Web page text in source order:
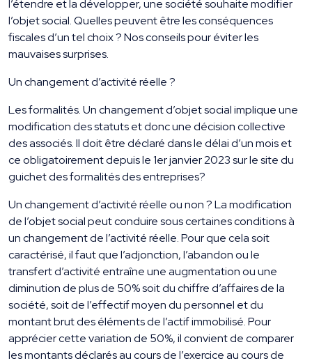
l’étendre et la développer, une société souhaite modifier
l’objet social. Quelles peuvent être les conséquences
fiscales d’un tel choix ? Nos conseils pour éviter les
mauvaises surprises.
Un changement d’activité réelle ?
Les formalités. Un changement d’objet social implique une
modification des statuts et donc une décision collective
des associés. Il doit être déclaré dans le délai d’un mois et
ce obligatoirement depuis le 1er janvier 2023 sur le site du
guichet des formalités des entreprises?
Un changement d’activité réelle ou non ? La modification
de l’objet social peut conduire sous certaines conditions à
un changement de l’activité réelle. Pour que cela soit
caractérisé, il faut que l’adjonction, l’abandon ou le
transfert d’activité entraîne une augmentation ou une
diminution de plus de 50% soit du chiffre d’affaires de la
société, soit de l’effectif moyen du personnel et du
montant brut des éléments de l’actif immobilisé. Pour
apprécier cette variation de 50%, il convient de comparer
les montants déclarés au cours de l’exercice au cours de